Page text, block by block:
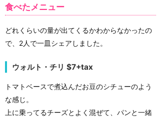
食べたメニュー
どれくらいの量が出てくるかわからなかったの
で、2人で一皿シェアしました。
ウォルト・チリ $7+tax
トマトベースで煮込んだお豆のシチューのよう
な感じ。
上に乗ってるチーズとよく混ぜて、パンと一緒